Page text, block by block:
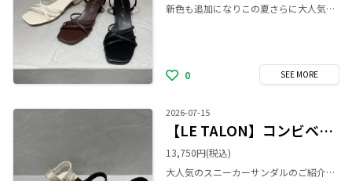
新色も追加になりこの夏さらに大人気のヒールサンダルのご紹介です👡 3.5㎝ヒールで歩きやすく、普段ヒールを履かない方にもぴったりなサンダルです✨ 足首のストラップが2wayで使えるのも、履きやすいポイントです♪ オンラインでは完売しているカラーもございます。 ぜひ店頭でご覧くださいませ✨
0 SEE MORE
2026-07-15
【LE TALON】コンビベルトスニーカーサンダル
13,750円(税込)
大人気のスニーカーサンダルのご紹介です💖 クッションがかなり効いており、ふかふかな履き心地がとっても好評なサンダルです💫 カジュアルにもキレイめにも合わせられるので、年齢問わず大人気です！ 夏のお出かけを控えている方、歩けるサンダルが欲しい方、必見です✨ ぜひ店頭でご覧ください😊